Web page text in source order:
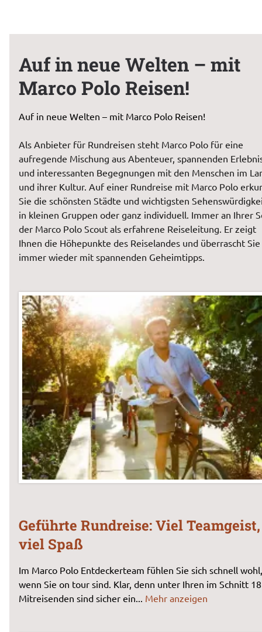
Auf in neue Welten – mit
Marco Polo Reisen!
Auf in neue Welten – mit Marco Polo Reisen!
Als Anbieter für Rundreisen steht Marco Polo für eine
aufregende Mischung aus Abenteuer, spannenden
und interessanten Begegnungen mit den Menschen im
und ihrer Kultur. Auf einer Rundreise mit Marco Polo
Sie die schönsten Städte und wichtigsten
in kleinen Gruppen oder ganz individuell. Immer an Ihrer
der Marco Polo Scout als erfahrene Reiseleitung. Er zeigt
Ihnen die Höhepunkte des Reiselandes und überrascht Sie
immer wieder mit spannenden Geheimtipps.
Geführte Rundreise: Viel Teamgeist,
viel Spaß
Im Marco Polo Entdeckerteam fühlen Sie sich schnell wohl,
wenn Sie on tour sind. Klar, denn unter Ihren im Schnitt 18
Mitreisenden sind sicher ein... Mehr anzeigen